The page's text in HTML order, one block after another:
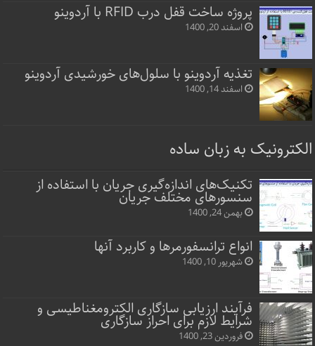
پروژه ساخت قفل‌ درب RFID با آردوینو
اسفند 20, 1400
تغذیه آردوینو با سلول‌های خورشیدی آردوینو
اسفند 14, 1400
الکترونیک به زبان ساده
تکنیک‌های اندازه‌گیری جریان با استفاده از
سنسورهای مختلف جریان
بهمن 24, 1400
انواع ترانسفورمرها و کاربرد آنها
شهریور 10, 1400
فرآیند ارزیابی سازگاری الکترومغناطیسی و
شرایط لازم برای احراز سازگاری
فروردین 23, 1400